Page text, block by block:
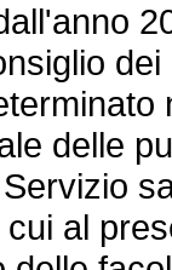
delle
al